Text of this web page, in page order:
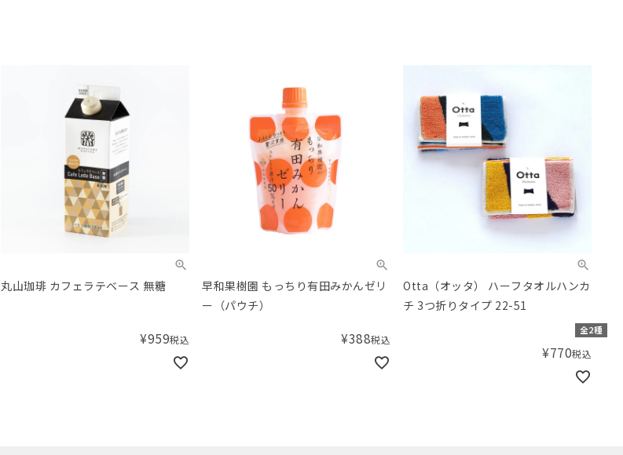
丸山珈琲 カフェラテベース 無糖
¥959税込
早和果樹園 もっちり有田みかんゼリ
ー（パウチ）
¥388税込
Otta（オッタ） ハーフタオルハンカ
チ 3つ折りタイプ 22-51
全2種
¥770税込